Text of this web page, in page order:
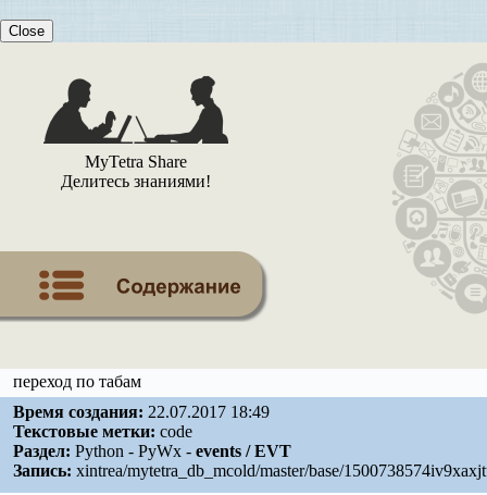
Close
MyTetra Share
Делитесь знаниями!
переход по табам
Время создания: 22.07.2017 18:49
Текстовые метки: code
Раздел: Python - PyWx - events / EVT
Запись: xintrea/mytetra_db_mcold/master/base/